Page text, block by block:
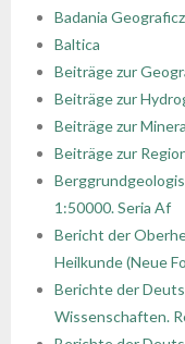
- Osobistości PTGeol
- Statut PTGeol i
- Walny Zjazd
- - Regulamin
- - Uchwały bieżące
- - Oddział Gdański
- - Oddział
- - Oddział Karpacki
- - Oddział
- - Oddział Poznański
- - Oddział
- Sekcje
- - Sekcja Badań
- - Sekcja Geologii
- - Sekcja Historii
- - Sekcja
- - Sekcja
Wydarzenia
- Core Logging
- Polski Kongres
- - I Kongres
- - II Kongres
- - III Kongres
- Zjazdy Naukowe
- - Archiwum zjazdów
- Inne konferencje
- - POKOS –
- Warsztaty
Członkostwo
- Członkostwo
- Członkowie
- Członkowie
- Opłaty
Biblioteka
- Katalog (Online
- Katalog czasopism
- Katalog map
Nagrody i stypendia
Linki
Galerie
Badania
Baltica
Beiträge zur
Beiträge zur
Beiträge zur
Beiträge zur
1:50000. Seria Af
Bericht der
Heilkunde (Neue
Berichte der
Wissenschaften.